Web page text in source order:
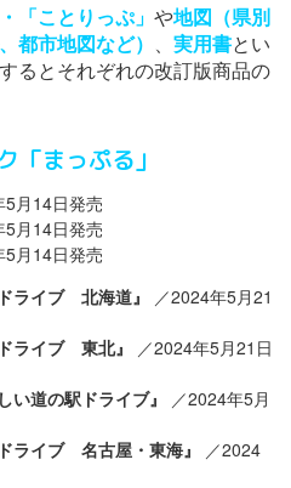
「ことりっぷ」 や地図（県別
都市地図など） 、 実用書とい
るとそれぞれの改訂版商品の
「まっぷる」
5月14日発売
5月14日発売
5月14日発売
ライブ 北海道』
／2024年5月21
ライブ 東北』
／2024年5月21日
道の駅ドライブ』
／2024年5月
ライブ 名古屋・東海』
／2024